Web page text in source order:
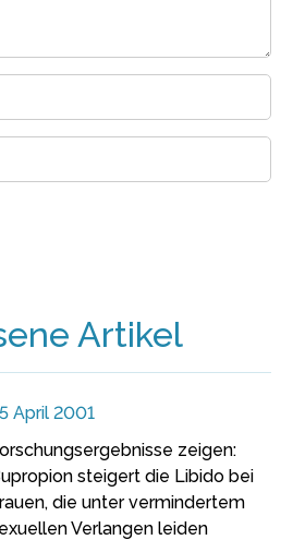
Artikel
April 2001
zeigen:
steigert die Libido bei
die unter vermindertem
Verlangen leiden